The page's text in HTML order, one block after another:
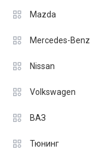
Mazda
Mercedes-Benz
Nissan
Volkswagen
ВАЗ
Тюнинг